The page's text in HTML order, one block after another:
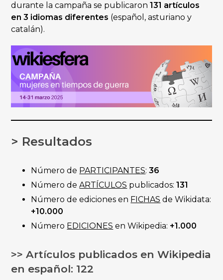
durante la campaña se publicaron131 artículos
en 3 idiomas diferentes (español, asturiano y
catalán).
> Resultados
Número de PARTICIPANTES:36
Número deARTÍCULOS publicados:131
Número de ediciones en FICHAS de Wikidata:
+10.000
Número EDICIONES en Wikipedia: +1.000
>> Artículos publicados en Wikipedia
en español: 122